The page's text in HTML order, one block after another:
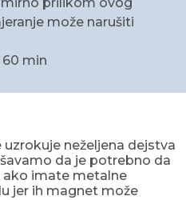
može narušiti
min
neželjena dejstva
da je potrebno da
imate metalne
jer ih magnet može